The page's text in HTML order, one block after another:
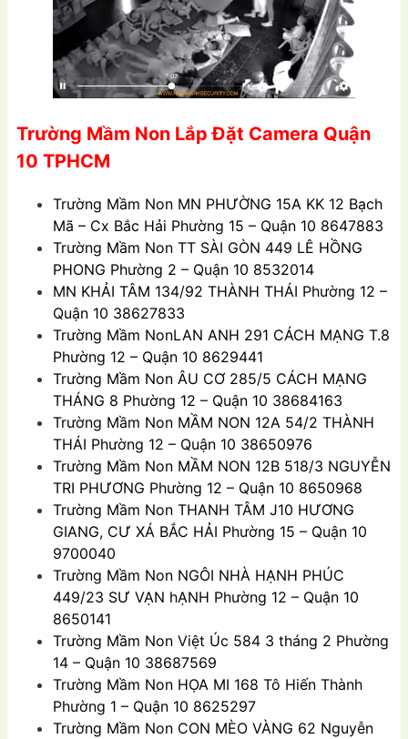
Trường Mầm Non Lắp Đặt Camera Quận
10 TPHCM
Trường Mầm Non MN PHƯỜNG 15A KK 12 Bạch
Mã – Cx Bắc Hải Phường 15 – Quận 10 8647883
Trường Mầm Non TT SÀI GÒN 449 LÊ HỒNG
PHONG Phường 2 – Quận 10 8532014
MN KHẢI TÂM 134/92 THÀNH THÁI Phường 12 –
Quận 10 38627833
Trường Mầm NonLAN ANH 291 CÁCH MẠNG T.8
Phường 12 – Quận 10 8629441
Trường Mầm Non ÂU CƠ 285/5 CÁCH MẠNG
THÁNG 8 Phường 12 – Quận 10 38684163
Trường Mầm Non MẦM NON 12A 54/2 THÀNH
THÁI Phường 12 – Quận 10 38650976
Trường Mầm Non MẦM NON 12B 518/3 NGUYỄN
TRI PHƯƠNG Phường 12 – Quận 10 8650968
Trường Mầm Non THANH TÂM J10 HƯƠNG
GIANG, CƯ XÁ BẮC HẢI Phường 15 – Quận 10
9700040
Trường Mầm Non NGÔI NHÀ HẠNH PHÚC
449/23 SƯ VẠN hẠNH Phường 12 – Quận 10
8650141
Trường Mầm Non Việt Úc 584 3 tháng 2 Phường
14 – Quận 10 38687569
Trường Mầm Non HỌA MI 168 Tô Hiến Thành
Phường 1 – Quận 10 8625297
Trường Mầm Non CON MÈO VÀNG 62 Nguyễn